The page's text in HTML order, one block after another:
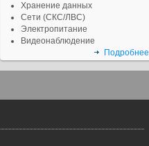
Хранение данных
Сети (СКС/ЛВС)
Электропитание
Видеонаблюдение
Подробнее